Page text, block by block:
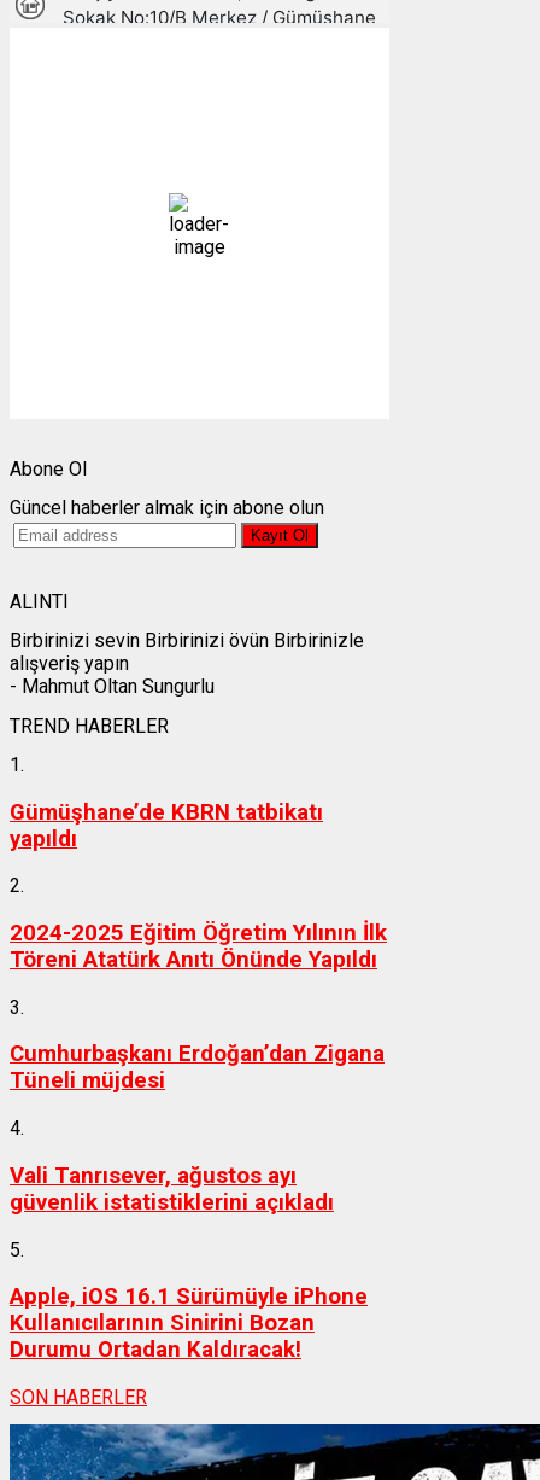
33 %
1009 mb
Abone Ol
Güncel haberler almak için abone olun
ALINTI
Birbirinizi sevin Birbirinizi övün Birbirinizle
alışveriş yapın
- Mahmut Oltan Sungurlu
TREND HABERLER
1.
Gümüşhane’de KBRN tatbikatı
yapıldı
2.
2024-2025 Eğitim Öğretim Yılının İlk
Töreni Atatürk Anıtı Önünde Yapıldı
3.
Cumhurbaşkanı Erdoğan’dan Zigana
Tüneli müjdesi
4.
Vali Tanrısever, ağustos ayı
güvenlik istatistiklerini açıkladı
5.
Apple, iOS 16.1 Sürümüyle iPhone
Kullanıcılarının Sinirini Bozan
Durumu Ortadan Kaldıracak!
SON HABERLER